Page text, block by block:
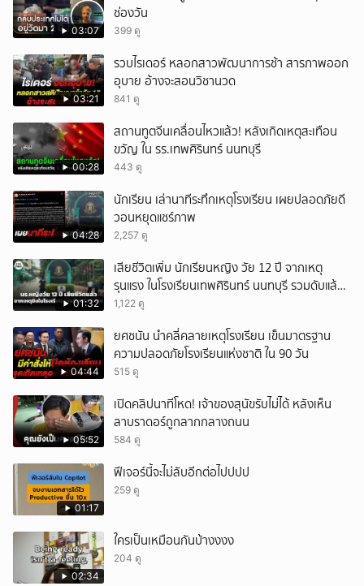
03:07
ช่องวัน
399 ดู
03:21
รวบไรเดอร์ หลอกสาวพัฒนาการช้า สารภาพออก
อุบาย อ้างจะสอนวิชานวด
841 ดู
00:28
สถานทูตจีนเคลื่อนไหวแล้ว! หลังเกิดเหตุสะเทือน
ขวัญ ใน รร.เทพศิรินทร์ นนทบุรี
443 ดู
04:28
นักเรียน เล่านาทีระทึกเหตุโรงเรียน เผยปลอดภัยดี
วอนหยุดแชร์ภาพ
2,257 ดู
01:32
เสียชีวิตเพิ่ม นักเรียนหญิง วัย 12 ปี จากเหตุ
รุนแรง ในโรงเรียนเทพศิรินทร์ นนทบุรี รวมดับแล้ว
9 ราย
1,122 ดู
04:44
ยศชนัน นำคลี่คลายเหตุโรงเรียน เข็นมาตรฐาน
ความปลอดภัยโรงเรียนแห่งชาติ ใน 90 วัน
515 ดู
05:52
เปิดคลิปนาทีโหด! เจ้าของสุนัขรับไม่ได้ หลังเห็น
ลาบราดอร์ถูกลากกลางถนน
584 ดู
01:17
ฟีเจอร์นี้จะไม่ลับอีกต่อไปปปป
259 ดู
02:34
ใครเป็นเหมือนกันบ้างงงง
204 ดู